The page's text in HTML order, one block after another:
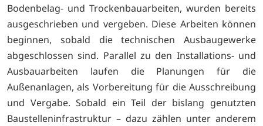
Bodenbelag- und Trockenbauarbeiten, wurden bereits
ausgeschrieben und vergeben. Diese Arbeiten können
beginnen, sobald die technischen Ausbaugewerke
abgeschlossen sind. Parallel zu den Installations- und
Ausbauarbeiten laufen die Planungen für die
Außenanlagen, als Vorbereitung für die Ausschreibung
und Vergabe. Sobald ein Teil der bislang genutzten
Baustelleninfrastruktur – dazu zählen unter anderem